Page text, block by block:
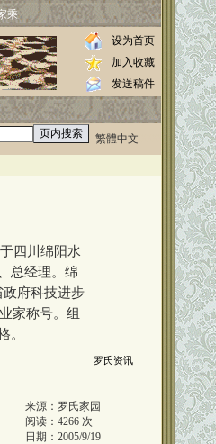
乘
设为首页
加入收藏
发送稿件
繁體中文
四川绵阳水
总经理。绵
府科技进步
家称号。组
。
罗氏资讯
来源： 罗氏家园
阅读： 4266 次
日期： 2005/9/19